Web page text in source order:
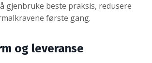
gjenbruke beste praksis, redusere
første gang.
og leveranse